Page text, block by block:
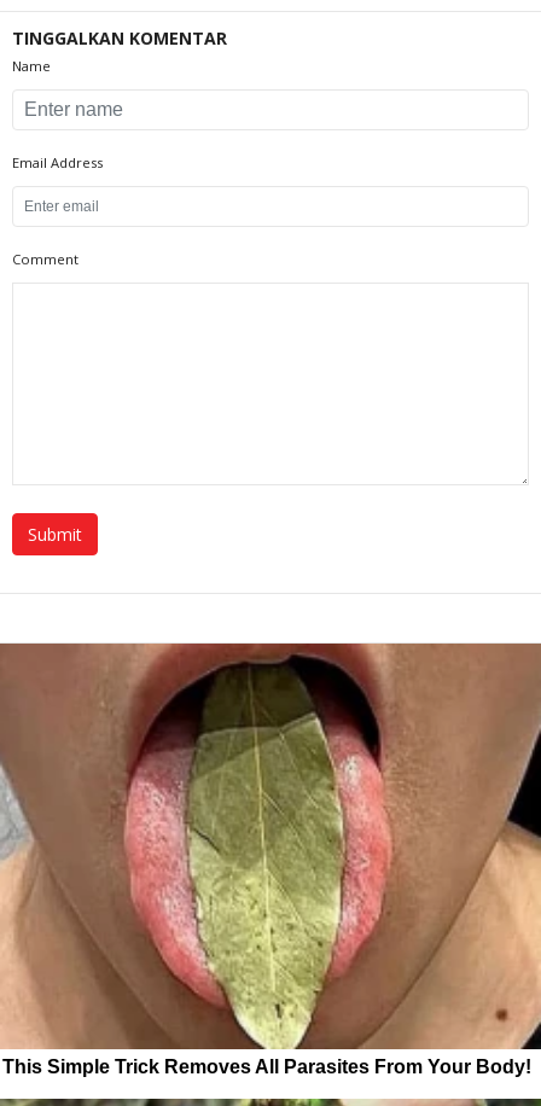
TINGGALKAN KOMENTAR
Name
Email Address
Comment
This Simple Trick Removes All Parasites From Your Body!